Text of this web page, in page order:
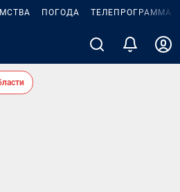
ПОГОДА ТЕЛЕПРОГРАММА